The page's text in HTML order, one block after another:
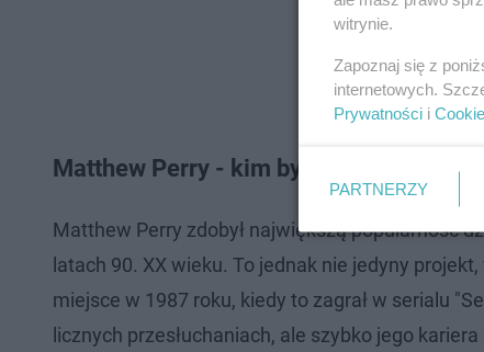
Matthew Perry - kim był?
Matthew Perry zdobył największą popularność
latach 90. XX wieku. To jednak nie jedyny
miejsce w 1987 roku, kiedy to zagrał w serialu
licznych przesłuchaniach, ale szybko jego
witrynie.
Zapoznaj się z
internetowych.
Prywatności i
PARTNERZY